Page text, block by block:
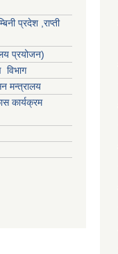
प्रदेश राप्ती
प्रयोजन)
विभाग
मन्त्रालय
कार्यक्रम